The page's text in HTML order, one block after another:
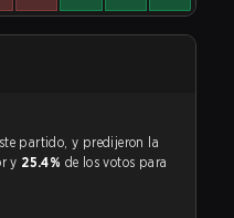
y 25.4% de los votos para